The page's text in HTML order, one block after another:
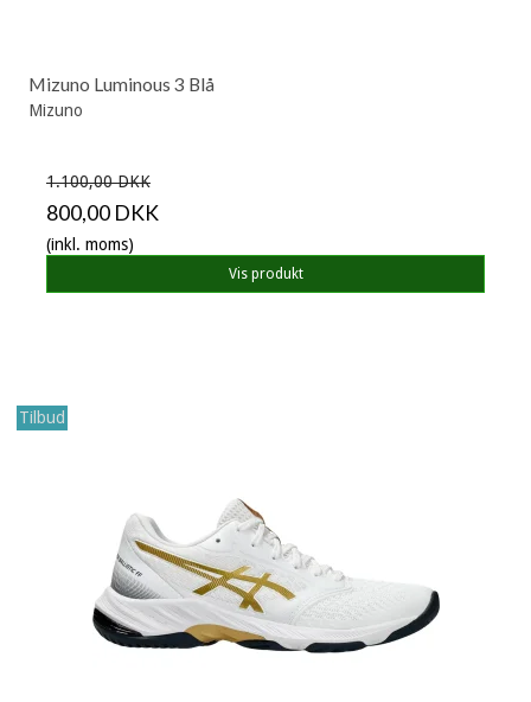
Mizuno Luminous 3 Blå
Mizuno
1.100,00 DKK
800,00 DKK
(inkl. moms)
Vis produkt
Tilbud